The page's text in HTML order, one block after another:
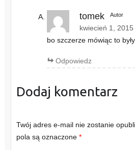
tomek Autor
kwiecień 1,
bo szczerze mówiąc to
Odpowiedz
Dodaj komentarz
Twój adres e-mail nie zostanie
pola są oznaczone *